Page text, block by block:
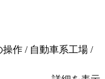
作 / 自動車系工場 /